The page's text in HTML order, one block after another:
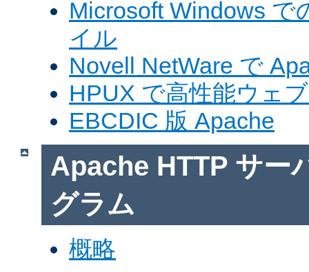
Microsoft Windows で
イル
Novell NetWare で
HPUX で高性能ウェ
EBCDIC 版 Apache
Apache HTTP サー
グラム
概略